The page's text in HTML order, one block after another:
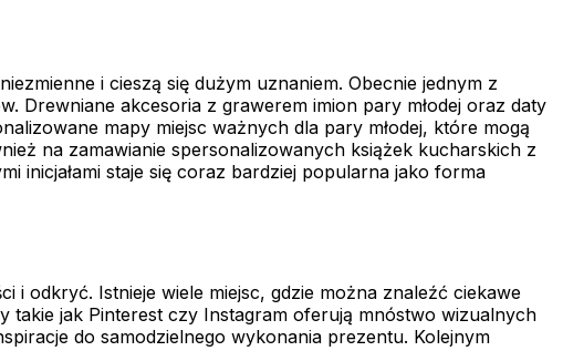
i cieszą się dużym uznaniem. Obecnie jednym z
Drewniane akcesoria z grawerem imion pary młodej oraz daty
mapy miejsc ważnych dla pary młodej, które mogą
na zamawianie spersonalizowanych książek kucharskich z
inicjałami staje się coraz bardziej popularna jako forma
i odkryć. Istnieje wiele miejsc, gdzie można znaleźć ciekawe
takie jak Pinterest czy Instagram oferują mnóstwo wizualnych
do samodzielnego wykonania prezentu. Kolejnym